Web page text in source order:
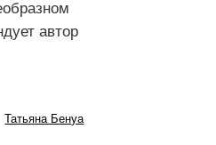
автор
Татьяна Бенуа